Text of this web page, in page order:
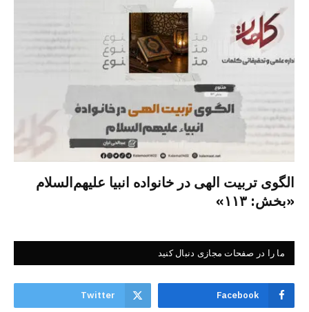
الگوی تربیت الهی در خانواده انبیا‌‌ علیهم‌السلام
«بخش: ۱۱۳»
ما را در صفحات مجازی دنبال کنید
Facebook
Twitter